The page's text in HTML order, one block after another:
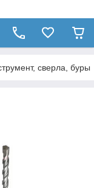
сверла, буры